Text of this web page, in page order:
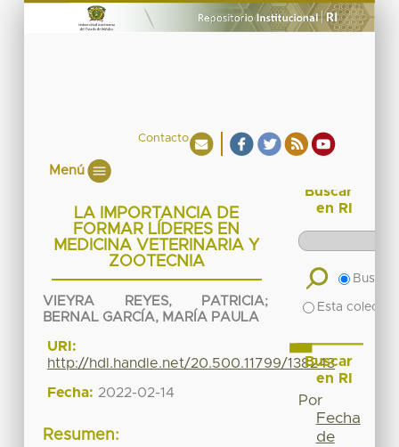
Contacto
Menú
LA IMPORTANCIA DE
FORMAR LÍDERES EN
MEDICINA VETERINARIA Y
ZOOTECNIA
VIEYRA REYES, PATRICIA;
BERNAL GARCÍA, MARÍA PAULA
URI:
http://hdl.handle.net/20.500.11799/138243
Fecha: 2022-02-14
Resumen:
Buscar
en RI
Buscar
Esta
Buscar
en RI
Por
Fecha
de